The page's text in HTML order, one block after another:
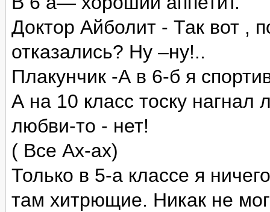
Доктор Айболит - Так вот ,
отказались? Ну –ну!..
Плакунчик -А в 6-б я
А на 10 класс тоску
любви-то - нет!
( Все Ах-ах)
Только в 5-а классе я
там хитрющие. Никак не